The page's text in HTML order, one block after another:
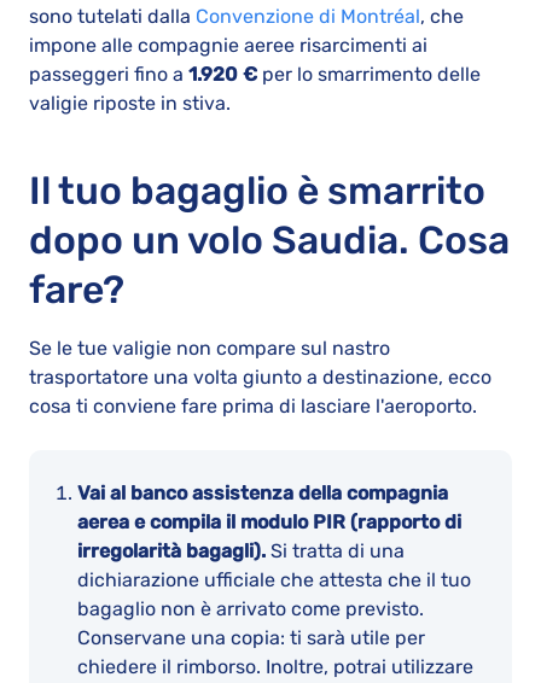
sono tutelati dalla Convenzione di Montréal, che
impone alle compagnie aeree risarcimenti ai
passeggeri fino a 1.920 € per lo smarrimento delle
valigie riposte in stiva.
Il tuo bagaglio è smarrito
dopo un volo Saudia. Cosa
fare?
Se le tue valigie non compare sul nastro
trasportatore una volta giunto a destinazione, ecco
cosa ti conviene fare prima di lasciare l'aeroporto.
Vai al banco assistenza della compagnia
aerea e compila il modulo PIR (rapporto di
irregolarità bagagli). Si tratta di una
dichiarazione ufficiale che attesta che il tuo
bagaglio non è arrivato come previsto.
Conservane una copia: ti sarà utile per
chiedere il rimborso. Inoltre, potrai utilizzare